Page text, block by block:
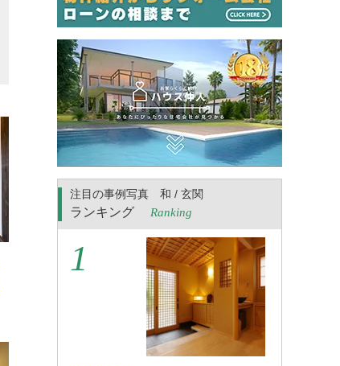
注目の事例写真 和 / 玄関
ランキング Ranking